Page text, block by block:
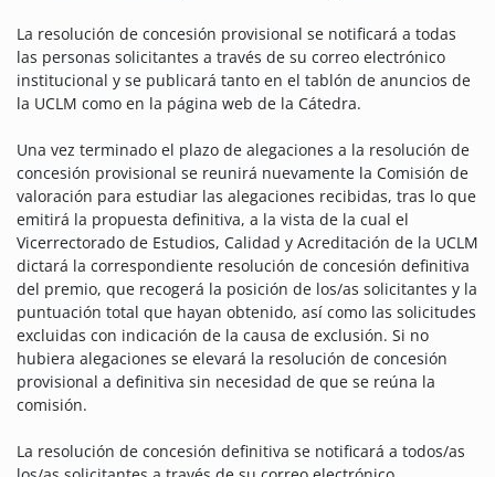
La resolución de concesión provisional se notificará a todas
las personas solicitantes a través de su correo electrónico
institucional y se publicará tanto en el tablón de anuncios de
la UCLM como en la página web de la Cátedra.
Una vez terminado el plazo de alegaciones a la resolución de
concesión provisional se reunirá nuevamente la Comisión de
valoración para estudiar las alegaciones recibidas, tras lo que
emitirá la propuesta definitiva, a la vista de la cual el
Vicerrectorado de Estudios, Calidad y Acreditación de la UCLM
dictará la correspondiente resolución de concesión definitiva
del premio, que recogerá la posición de los/as solicitantes y la
puntuación total que hayan obtenido, así como las solicitudes
excluidas con indicación de la causa de exclusión. Si no
hubiera alegaciones se elevará la resolución de concesión
provisional a definitiva sin necesidad de que se reúna la
comisión.
La resolución de concesión definitiva se notificará a todos/as